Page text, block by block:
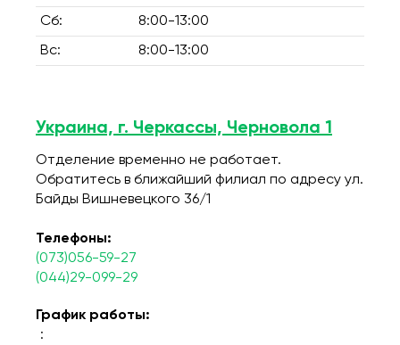
Сб: 8:00-13:00
Вс: 8:00-13:00
Украина, г. Черкассы, Черновола 1
Отделение временно не работает.
Обратитесь в ближайший филиал по адресу ул.
Байды Вишневецкого 36/1
Телефоны:
(073)056-59-27
(044)29-099-29
График работы:
: